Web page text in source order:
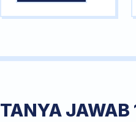
TANYA JAWAB